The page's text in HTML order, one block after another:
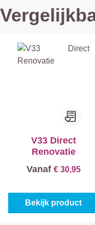
V33 Direct
Renovatie
Vanaf € 30,95
Bekijk product